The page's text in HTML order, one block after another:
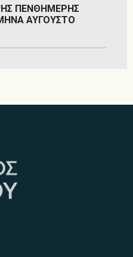
ΠΕΝΘΗΜΕΡΗΣ
ΑΥΓΟΥΣΤΟ